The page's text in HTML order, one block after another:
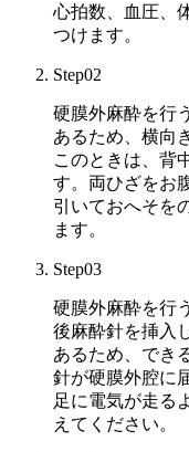
心拍数、血圧、
つけます。
Step02
硬膜外麻酔を行
あるため、横向
このときは、背
す。両ひざをお
引いておへそを
ます。
Step03
硬膜外麻酔を行
後麻酔針を挿入
あるため、でき
針が硬膜外腔に
足に電気が走る
えてください。